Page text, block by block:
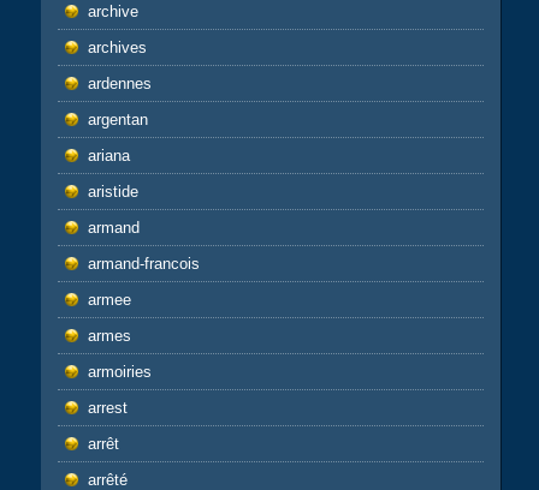
archive
archives
ardennes
argentan
ariana
aristide
armand
armand-francois
armee
armes
armoiries
arrest
arrêt
arrêté